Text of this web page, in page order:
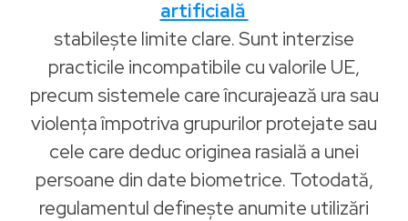
artificială
stabilește limite clare. Sunt interzise
practicile incompatibile cu valorile UE,
precum sistemele care încurajează ura sau
violența împotriva grupurilor protejate sau
cele care deduc originea rasială a unei
persoane din date biometrice. Totodată,
regulamentul definește anumite utilizări